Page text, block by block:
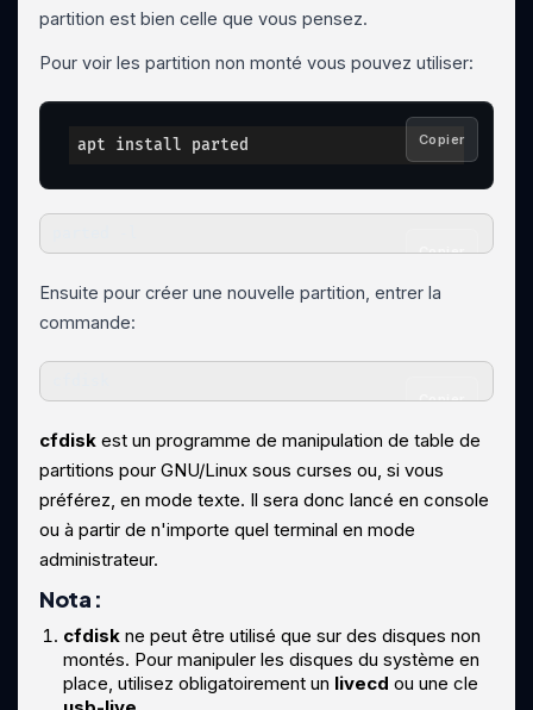
partition est bien celle que vous pensez.
Pour voir les partition non monté vous pouvez utiliser:
copy
apt install parted Copier
Copier
Ensuite pour créer une nouvelle partition, entrer la
commande:
Copier
cfdisk est un programme de manipulation de table de
partitions pour GNU/Linux sous curses ou, si vous
préférez, en mode texte. Il sera donc lancé en console
ou à partir de n'importe quel terminal en mode
administrateur.
Nota :
cfdisk ne peut être utilisé que sur des disques non
montés. Pour manipuler les disques du système en
place, utilisez obligatoirement un livecd ou une cle